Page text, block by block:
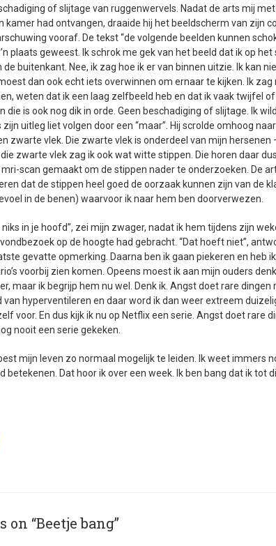
of slijtage van ruggenwervels. Nadat de arts mij
kamer had ontvangen, draaide hij het beeldscherm van zijn
vooraf. De tekst “de volgende beelden kunnen
plaats geweest. Ik schrok me gek van het beeld dat ik op
de buitenkant. Nee, ik zag hoe ik er van binnen uitzie. Ik kan
dan ook echt iets overwinnen om ernaar te kijken. Ik
weten dat ik een laag zelfbeeld heb en dat ik vaak twijfel
die is ook nog dik in orde. Geen beschadiging of slijtage. Ik
uitleg liet volgen door een “maar”. Hij scrolde omhoog
zwarte vlek. Die zwarte vlek is onderdeel van mijn hersenen
die zwarte vlek zag ik ook wat witte stippen. Die horen daar
scan gemaakt om de stippen nader te onderzoeken. De
dat de stippen heel goed de oorzaak kunnen zijn van de
in de benen) waarvoor ik naar hem ben doorverwezen.
niks in je hoofd”, zei mijn zwager, nadat ik hem tijdens zijn
op de hoogte had gebracht. “Dat hoeft niet”,
gevatte opmerking. Daarna ben ik gaan piekeren en heb
voorbij zien komen. Opeens moest ik aan mijn ouders
maar ik begrijp hem nu wel. Denk ik. Angst doet rare dingen
van hyperventileren en daar word ik dan weer extreem
voor. En dus kijk ik nu op Netflix een serie. Angst doet rare
nooit een serie gekeken.
mijn leven zo normaal mogelijk te leiden. Ik weet immers
betekenen. Dat hoor ik over een week. Ik ben bang dat ik tot
on “Beetje bang”